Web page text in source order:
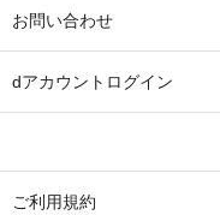
お問い合わせ
dアカウントログイン
ご利用規約